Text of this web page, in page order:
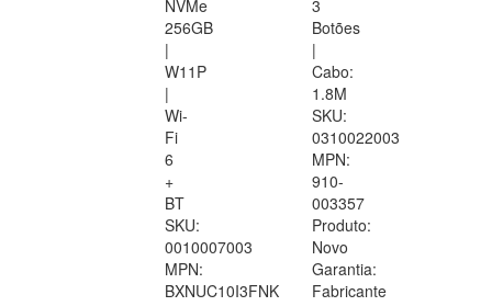
NVMe
256GB
|
W11P
|
Wi-
Fi
6
+
BT
SKU:
0010007003
MPN:
BXNUC10I3FNK
3
Botões
|
Cabo:
1.8M
SKU:
0310022003
MPN:
910-
003357
Produto:
Novo
Garantia:
Fabricante